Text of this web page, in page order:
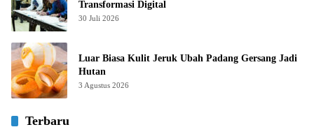
Transformasi Digital
30 Juli 2026
Luar Biasa Kulit Jeruk Ubah Padang Gersang Jadi
Hutan
3 Agustus 2026
Terbaru